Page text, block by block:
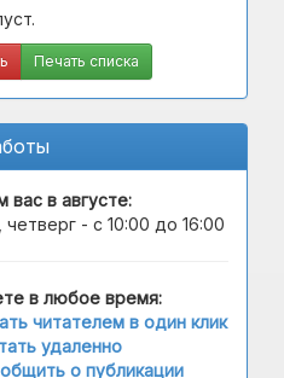
Печать списка
вас в августе:
четверг - с 10:00 до 16:00
в любое время:
читателем в один клик
удаленно
о публикации